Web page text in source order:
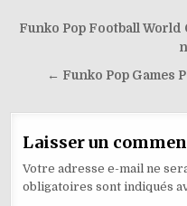
Navigation
l’article
Funko Pop Football World
← Funko Pop Games
Laisser un
Votre adresse e-mail ne
obligatoires sont indiqués